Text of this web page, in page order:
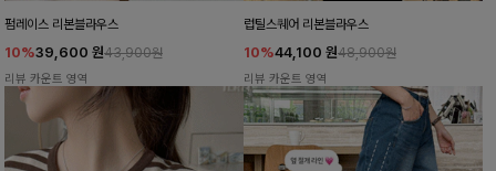
펌레이스 리본블라우스
10%39,600 원43,900원
리뷰 카운트 영역
럽틸스퀘어 리본블라우스
10%44,100 원48,900원
리뷰 카운트 영역